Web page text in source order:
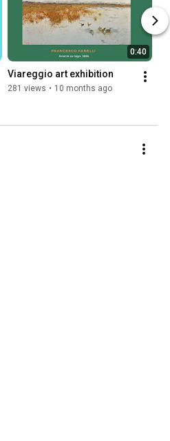
0:40
Viareggio art exhibition
281 views • 10 months ago